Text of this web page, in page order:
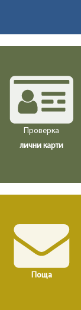
Проверка
лични карти
Поща